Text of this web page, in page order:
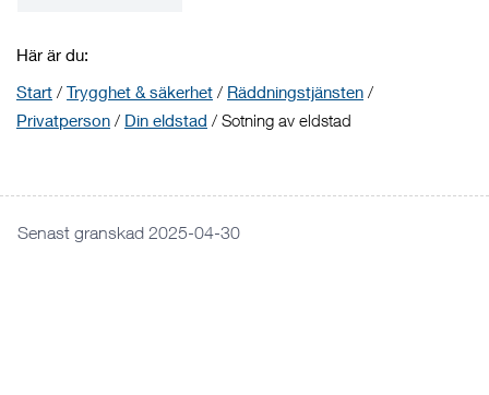
Här är du:
Start / Trygghet & säkerhet / Räddningstjänsten /
Privatperson / Din eldstad / Sotning av eldstad
Senast granskad 2025-04-30